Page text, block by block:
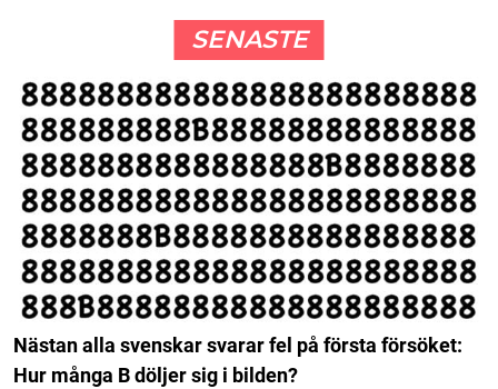
SENASTE
Nästan alla svenskar svarar fel på första försöket:
Hur många B döljer sig i bilden?